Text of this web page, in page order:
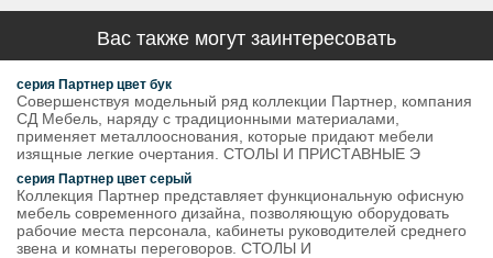
Вас также могут заинтересовать
серия Партнер цвет бук
Совершенствуя модельный ряд коллекции Партнер, компания
СД Мебель, наряду с традиционными материалами,
применяет металлооснования, которые придают мебели
изящные легкие очертания. СТОЛЫ И ПРИСТАВНЫЕ Э
серия Партнер цвет серый
Коллекция Партнер представляет функциональную офисную
мебель современного дизайна, позволяющую оборудовать
рабочие места персонала, кабинеты руководителей среднего
звена и комнаты переговоров. СТОЛЫ И